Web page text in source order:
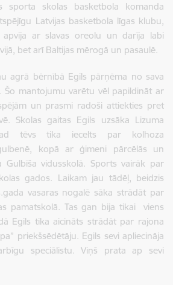
sporta skolas basketbola komanda
Latvijas basketbola līgas klubu,
apvija ar slavas oreolu un darīja labi
bet arī Baltijas mērogā un pasaulē.
agrā bērnībā Egils pārņēma no sava
Šo mantojumu varētu vēl papildināt ar
un prasmi radoši attiekties pret
Skolas gaitas Egils uzsāka Lizuma
tēvs tika iecelts par kolhoza
kopā ar ģimeni pārcēlās un
Gulbīša vidusskolā. Sports vairāk par
gados. Laikam jau tādēļ, beidzis
vasaras nogalē sāka strādāt par
pamatskolā. Tas gan bija tikai viens
Egils tika aicināts strādāt par rajona
priekšsēdētāju. Egils sevi apliecināja
speciālistu. Viņš prata ap sevi